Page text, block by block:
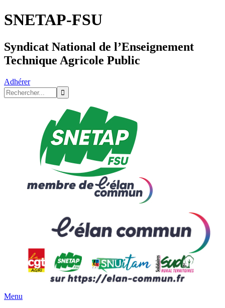
SNETAP-FSU
Syndicat National de l’Enseignement
Technique Agricole Public
Adhérer
Menu